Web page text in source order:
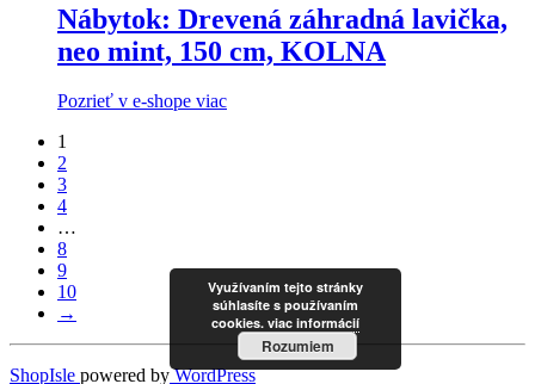
Nábytok: Drevená záhradná lavička,
neo mint, 150 cm, KOLNA
Pozrieť v e-shope viac
1
2
3
4
…
8
9
10
→
ShopIsle powered byWordPress
Využívaním tejto stránky
súhlasíte s používaním
cookies. viac informácií
Rozumiem